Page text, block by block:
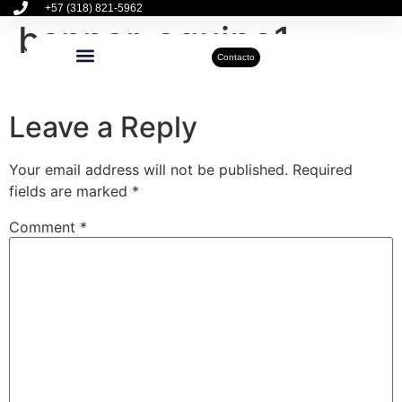
+57 (318) 821-5962
Contacto
banner-equipo1
Leave a Reply
Your email address will not be published. Required
fields are marked *
Comment *